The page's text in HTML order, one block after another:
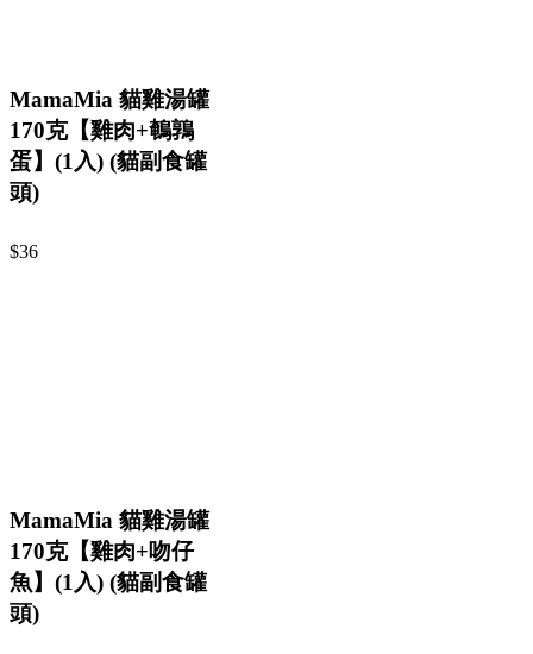
MamaMia 貓雞湯罐
170克【雞肉+鵪鶉
蛋】(1入) (貓副食罐
頭)
$36
MamaMia 貓雞湯罐
170克【雞肉+吻仔
魚】(1入) (貓副食罐
頭)